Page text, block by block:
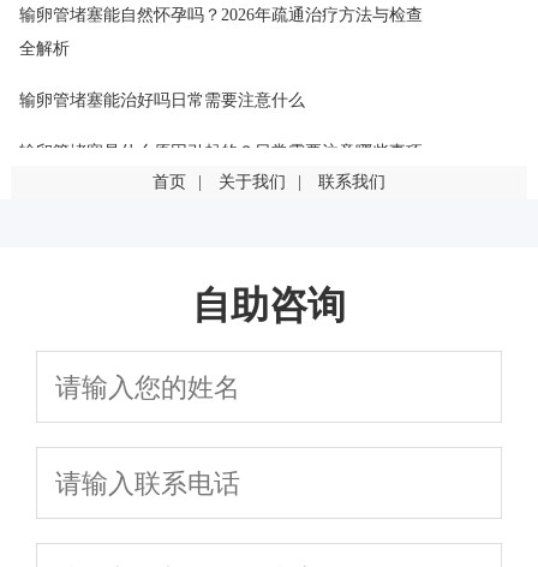
输卵管堵塞能自然怀孕吗？2026年疏通治疗方法与检查
全解析
输卵管堵塞能治好吗日常需要注意什么
输卵管堵塞是什么原因引起的？日常需要注意哪些事项
首页 关于我们 联系我们
自助咨询